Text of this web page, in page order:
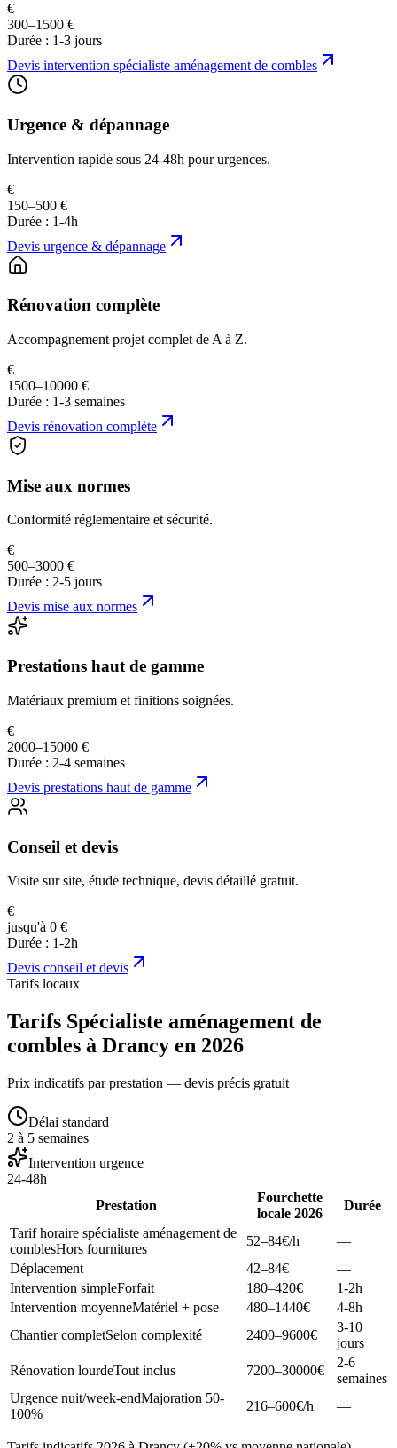
€
300–1500 €
Durée : 1-3 jours
Devis intervention spécialiste aménagement de combles
Urgence & dépannage
Intervention rapide sous 24-48h pour urgences.
€
150–500 €
Durée : 1-4h
Devis urgence & dépannage
Rénovation complète
Accompagnement projet complet de A à Z.
€
1500–10000 €
Durée : 1-3 semaines
Devis rénovation complète
Mise aux normes
Conformité réglementaire et sécurité.
€
500–3000 €
Durée : 2-5 jours
Devis mise aux normes
Prestations haut de gamme
Matériaux premium et finitions soignées.
€
2000–15000 €
Durée : 2-4 semaines
Devis prestations haut de gamme
Conseil et devis
Visite sur site, étude technique, devis détaillé gratuit.
€
jusqu'à 0 €
Durée : 1-2h
Devis conseil et devis
Tarifs locaux
Tarifs Spécialiste aménagement de
combles à Drancy en 2026
Prix indicatifs par prestation — devis précis gratuit
Délai standard
2 à 5 semaines
Intervention urgence
24-48h
Prestation
Fourchette
locale 2026
Durée
Tarif horaire spécialiste aménagement de
comblesHors fournitures
52–84€/h
—
Déplacement
42–84€
—
Intervention simpleForfait 180–420€
1-2h
Intervention moyenneMatériel + pose 480–1440€
4-8h
Chantier completSelon complexité 2400–9600€
3-10
jours
Rénovation lourdeTout inclus 7200–30000€
2-6
semaines
Urgence nuit/week-endMajoration 50-
100%
216–600€/h —